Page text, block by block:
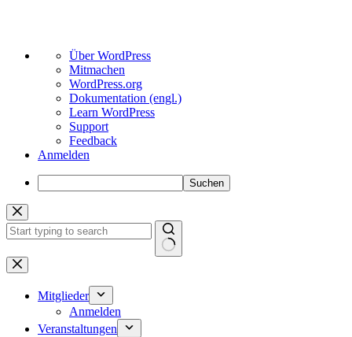
Über
WordPress
Über WordPress
Mitmachen
WordPress.org
Dokumentation (engl.)
Learn WordPress
Support
Feedback
Anmelden
Suchen
Zum
Inhalt
springen
Keine
Ergebnisse
Mitglieder
Anmelden
Veranstaltungen